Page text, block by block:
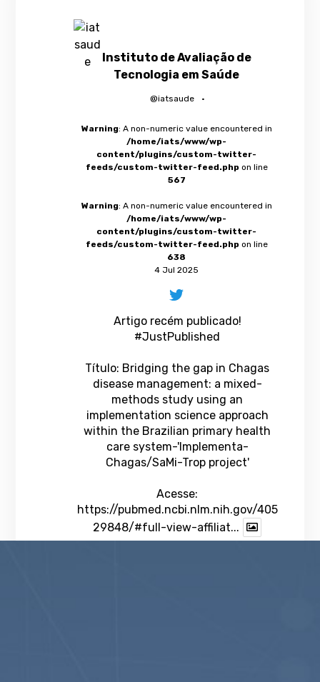
Instituto de Avaliação de
Tecnologia em Saúde
@iatsaude ·
Warning: A non-numeric value encountered in
/home/iats/www/wp-
content/plugins/custom-twitter-
feeds/custom-twitter-feed.php on line
567
Warning: A non-numeric value encountered in
/home/iats/www/wp-
content/plugins/custom-twitter-
feeds/custom-twitter-feed.php on line
638
4 Jul 2025
Artigo recém publicado!
#JustPublished
Título: Bridging the gap in Chagas
disease management: a mixed-
methods study using an
implementation science approach
within the Brazilian primary health
care system-'Implementa-
Chagas/SaMi-Trop project'
Acesse:
https://pubmed.ncbi.nlm.nih.gov/405
29848/#full-view-affiliat...